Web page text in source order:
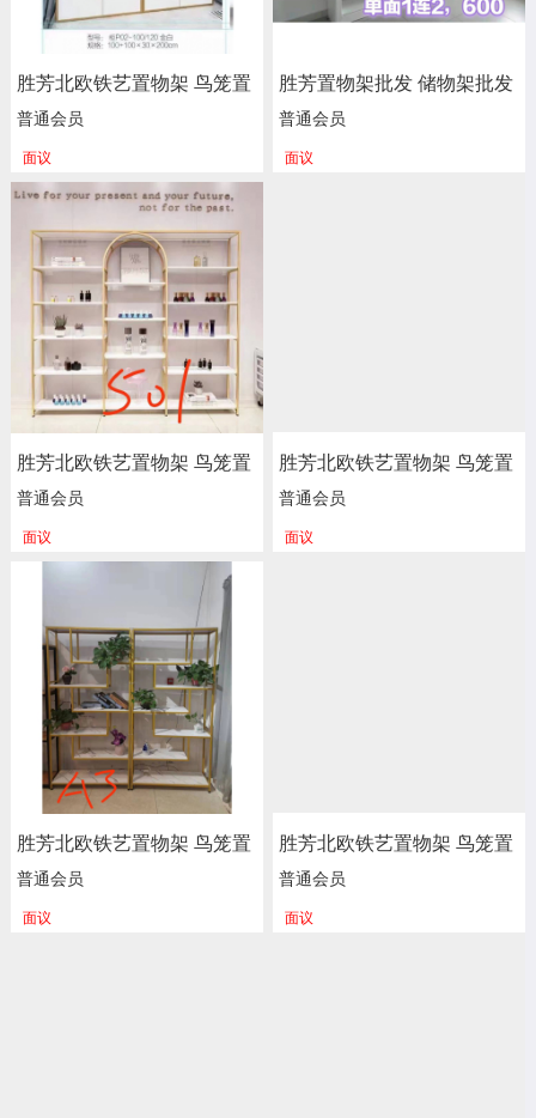
胜芳北欧铁艺置物架 鸟笼置
物架 客厅阳台落地多层花架
服装店包包架 金色展示架
正尚家具批发
普通会员
面议
胜芳置物架批发 储物架批发
隔断架批发 多层架批发 书
架 货架 文件架 天玉星家具
普通会员
面议
胜芳北欧铁艺置物架 鸟笼置
物架 客厅阳台落地多层花架
服装店包包架 金色展示架
正尚家具批发
普通会员
面议
胜芳北欧铁艺置物架 鸟笼置
物架 客厅阳台落地多层花架
服装店包包架 金色展示架
普通会员
面议
胜芳北欧铁艺置物架 鸟笼置
物架 客厅阳台落地多层花架
服装店包包架 金色展示架
普通会员
面议
胜芳北欧铁艺置物架 鸟笼置
物架 客厅阳台落地多层花架
服装店包包架 金色展示架
普通会员
面议